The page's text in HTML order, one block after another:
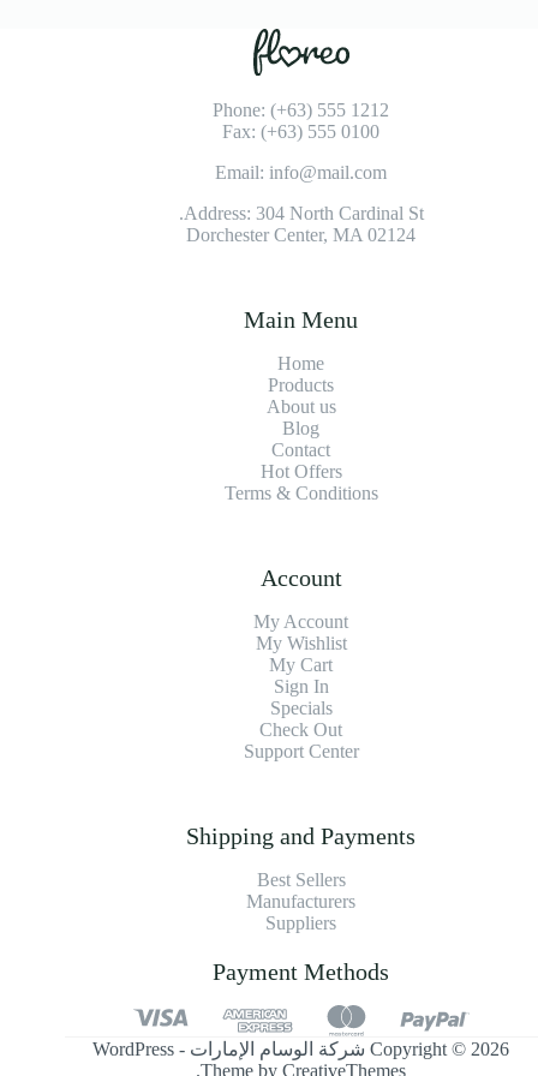
Phone: (+63) 555 1212
Fax: (+63) 555 0100
Email: info@mail.com
Address: 304 North Cardinal St.
Dorchester Center, MA 02124
Main Menu
Home
Products
About us
Blog
Contact
Hot Offers
Terms & Conditions
Account
My Account
My Wishlist
My Cart
Sign In
Specials
Check Out
Support Center
Shipping and Payments
Best Sellers
Manufacturers
Suppliers
Payment Methods
Copyright © 2026 شركة الوسام الإمارات - WordPress
Theme byCreativeThemes
.